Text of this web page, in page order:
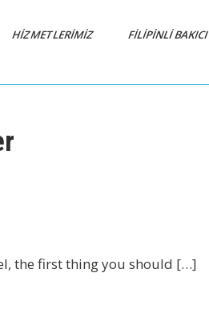
HİZMETLERİMİZ FİLİPİNLİ BAKICI
the first thing you should […]